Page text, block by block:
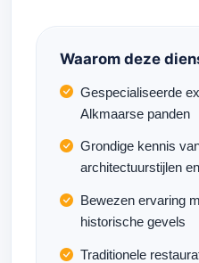
Waarom deze
Gespecialiseerde
Alkmaarse panden
Grondige kennis
architectuurstijlen
Bewezen ervaring
historische gevels
Traditionele